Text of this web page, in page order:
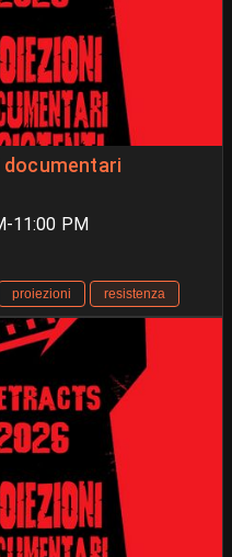
11:00 PM
proiezioni resistenza